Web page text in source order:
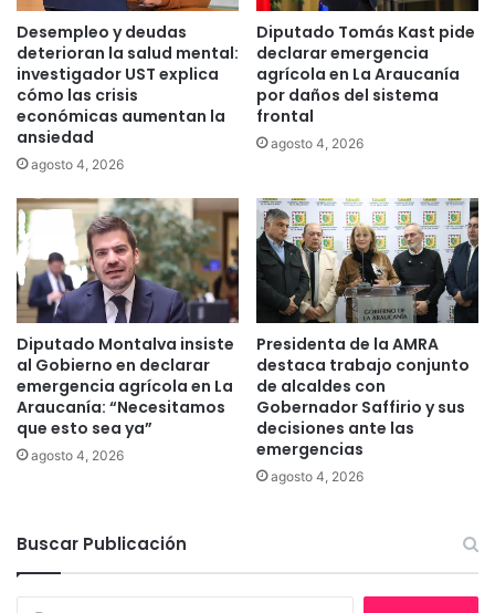
E
v
a
n
g
é
i
c
a
s
e
n
a
P
l
a
z
a
b
a
a
g
u
a
p
b
l
e
Desempleo y deudas
deterioran la salud mental:
investigador UST explica
cómo las crisis
económicas aumentan la
ansiedad
agosto 4, 2026
Diputado Tomás Kast pide
declarar emergencia
agrícola en La Araucanía
por daños del sistema
frontal
agosto 4, 2026
Diputado Montalva insiste
al Gobierno en declarar
emergencia agrícola en La
Araucanía: “Necesitamos
que esto sea ya”
agosto 4, 2026
Presidenta de la AMRA
destaca trabajo conjunto
de alcaldes con
Gobernador Saffirio y sus
decisiones ante las
emergencias
agosto 4, 2026
Buscar Publicación